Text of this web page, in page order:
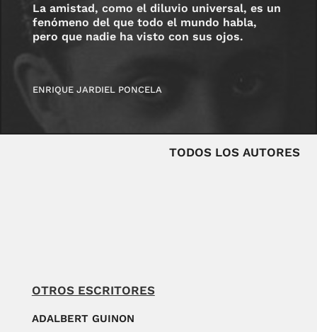
La amistad, como el diluvio universal, es un
fenómeno del que todo el mundo habla,
pero que nadie ha visto con sus ojos.
ENRIQUE JARDIEL PONCELA
TODOS LOS AUTORES
OTROS ESCRITORES
ADALBERT GUINON